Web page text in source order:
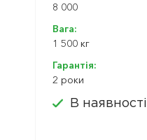
8 000
Вага:
1 500 кг
Гарантія:
2 роки
В наявності